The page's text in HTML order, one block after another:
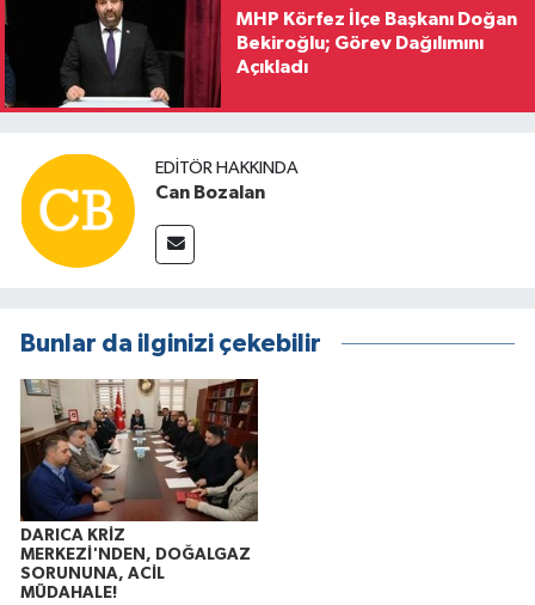
MHP Körfez İlçe Başkanı Doğan
Bekiroğlu; Görev Dağılımını
Açıkladı
EDITÖR HAKKINDA
Can Bozalan
Bunlar da ilginizi çekebilir
DARICA KRİZ
MERKEZİ'NDEN, DOĞALGAZ
SORUNUNA, ACİL
MÜDAHALE!